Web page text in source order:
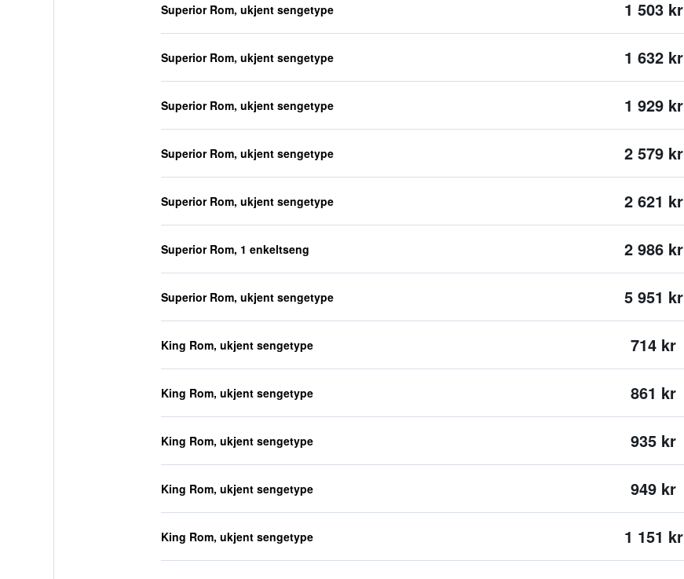
Superior Rom, ukjent sengetype 1 503 kr
Superior Rom, ukjent sengetype 1 632 kr
Superior Rom, ukjent sengetype 1 929 kr
Superior Rom, ukjent sengetype 2 579 kr
Superior Rom, ukjent sengetype 2 621 kr
Superior Rom, 1 enkeltseng 2 986 kr
Superior Rom, ukjent sengetype 5 951 kr
King Rom, ukjent sengetype 714 kr
King Rom, ukjent sengetype 861 kr
King Rom, ukjent sengetype 935 kr
King Rom, ukjent sengetype 949 kr
King Rom, ukjent sengetype 1 151 kr